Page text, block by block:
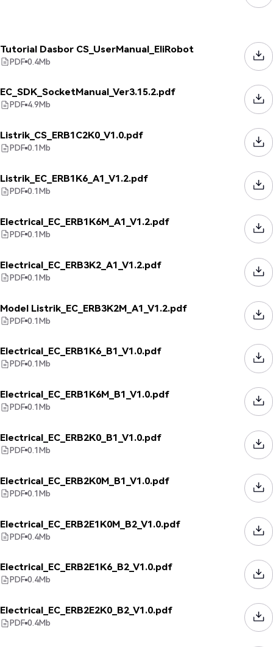
Tutorial Dasbor CS_UserManual_EliRobot
PDF 0.4Mb
EC_SDK_SocketManual_Ver3.15.2.pdf
PDF 4.9Mb
Listrik_CS_ERB1C2K0_V1.0.pdf
PDF 0.1Mb
Listrik_EC_ERB1K6_A1_V1.2.pdf
PDF 0.1Mb
Electrical_EC_ERB1K6M_A1_V1.2.pdf
PDF 0.1Mb
Electrical_EC_ERB3K2_A1_V1.2.pdf
PDF 0.1Mb
Model Listrik_EC_ERB3K2M_A1_V1.2.pdf
PDF 0.1Mb
Electrical_EC_ERB1K6_B1_V1.0.pdf
PDF 0.1Mb
Electrical_EC_ERB1K6M_B1_V1.0.pdf
PDF 0.1Mb
Electrical_EC_ERB2K0_B1_V1.0.pdf
PDF 0.1Mb
Electrical_EC_ERB2K0M_B1_V1.0.pdf
PDF 0.1Mb
Electrical_EC_ERB2E1K0M_B2_V1.0.pdf
PDF 0.4Mb
Electrical_EC_ERB2E1K6_B2_V1.0.pdf
PDF 0.4Mb
Electrical_EC_ERB2E2K0_B2_V1.0.pdf
PDF 0.4Mb